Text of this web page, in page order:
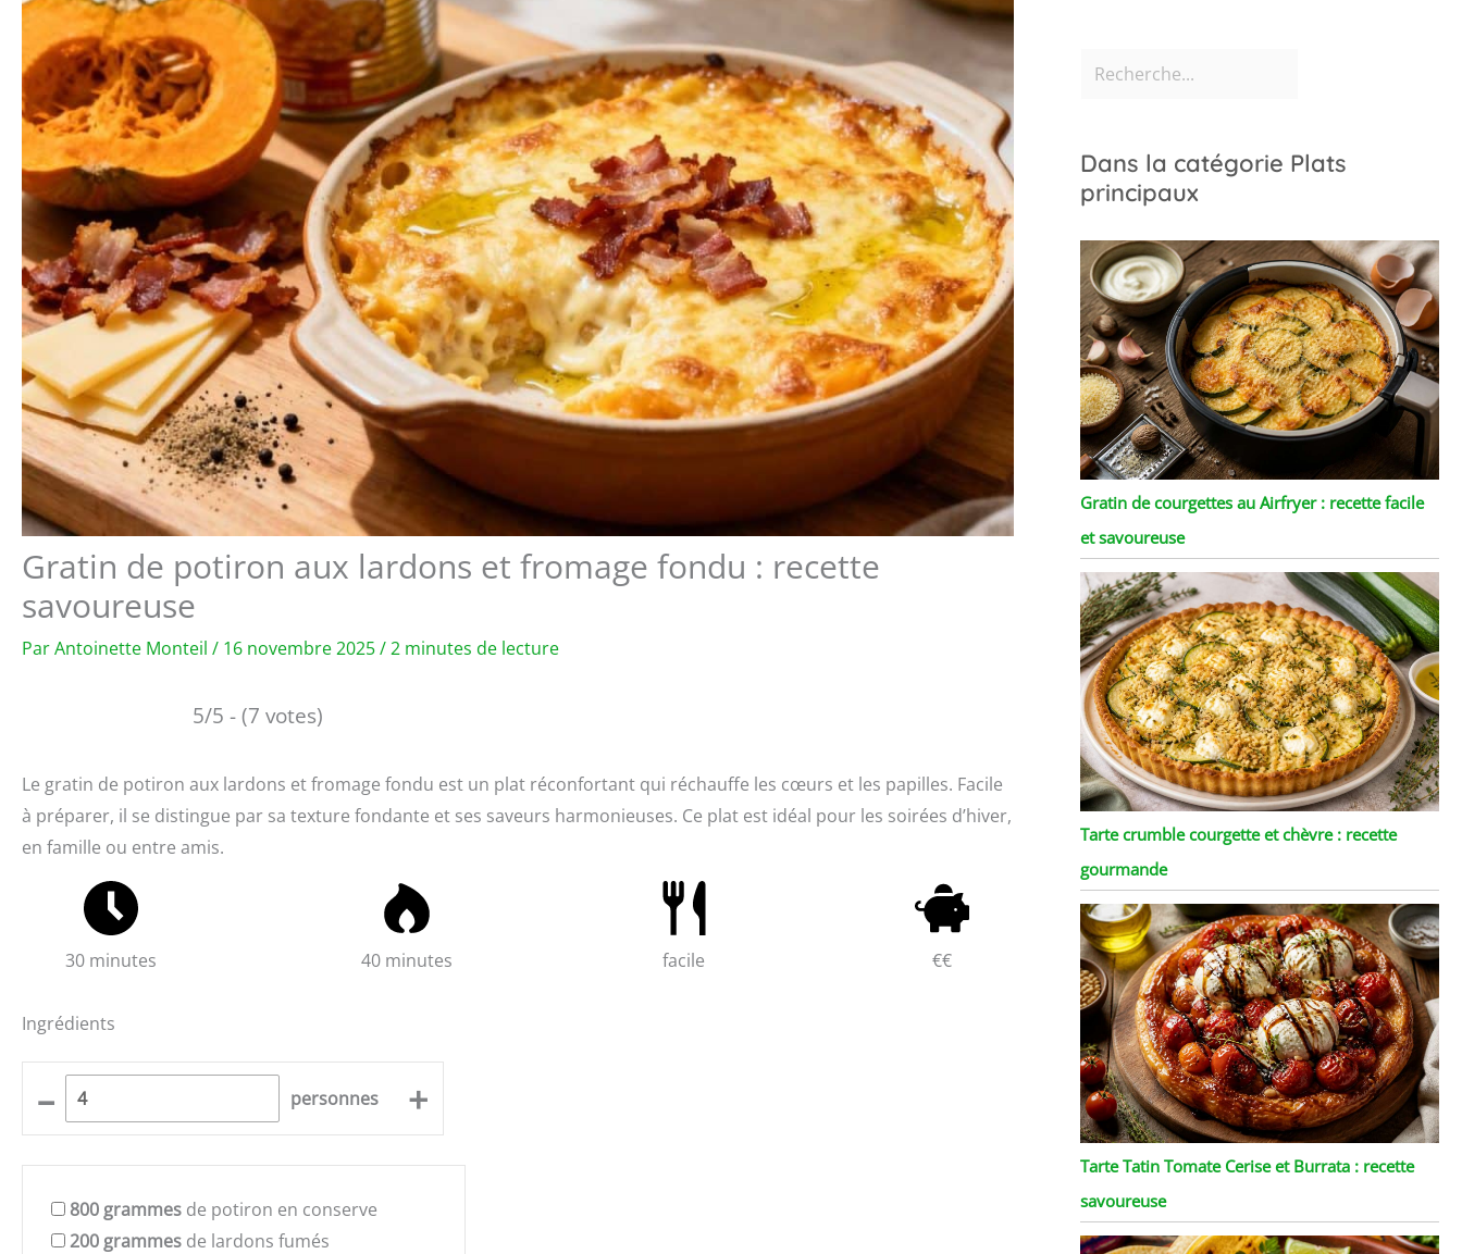
Gratin de potiron aux lardons et fromage fondu : recette
savoureuse
ParAntoinette Monteil / 16 novembre 2025/2 minutes de lecture
5/5 - (7 votes)
Le gratin de potiron aux lardons et fromage fondu est un plat réconfortant qui réchauffe les cœurs et les papilles. Facile
à préparer, il se distingue par sa texture fondante et ses saveurs harmonieuses. Ce plat est idéal pour les soirées d’hiver,
en famille ou entre amis.
30 minutes 40 minutes facile €€
Ingrédients
– personnes +
800 grammes de potiron en conserve
200 grammes de lardons fumés
Dans la catégorie Plats
principaux
Gratin de courgettes au Airfryer : recette facile
et savoureuse
Tarte crumble courgette et chèvre : recette
gourmande
Tarte Tatin Tomate Cerise et Burrata : recette
savoureuse